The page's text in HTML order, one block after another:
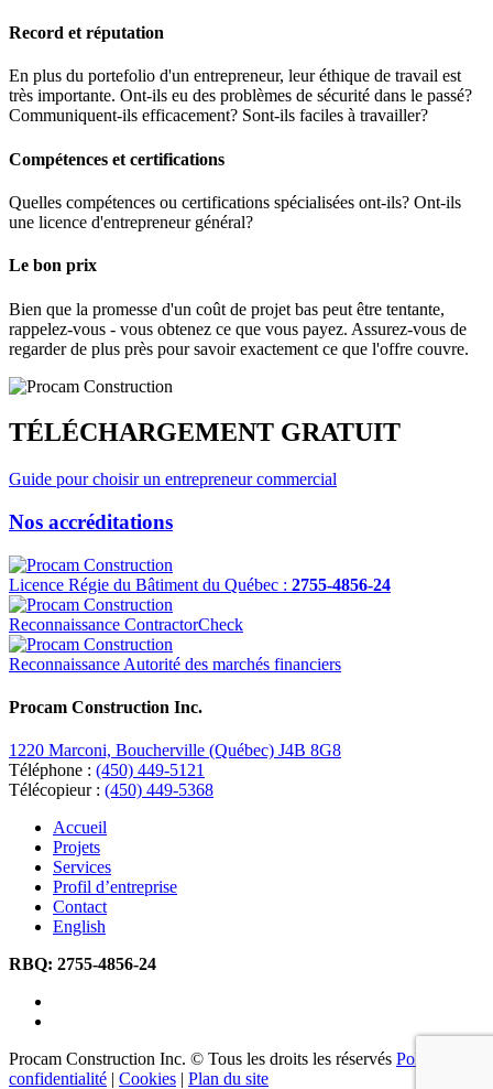
Record et réputation
En plus du portefolio d'un entrepreneur, leur éthique de travail est
très importante. Ont-ils eu des problèmes de sécurité dans le passé?
Communiquent-ils efficacement? Sont-ils faciles à travailler?
Compétences et certifications
Quelles compétences ou certifications spécialisées ont-ils? Ont-ils
une licence d'entrepreneur général?
Le bon prix
Bien que la promesse d'un coût de projet bas peut être tentante,
rappelez-vous - vous obtenez ce que vous payez. Assurez-vous de
regarder de plus près pour savoir exactement ce que l'offre couvre.
TÉLÉCHARGEMENT GRATUIT
Guide pour choisir un entrepreneur commercial
Nos accréditations
Licence Régie du Bâtiment du Québec : 2755-4856-24
Reconnaissance ContractorCheck
Reconnaissance Autorité des marchés financiers
Procam Construction Inc.
1220 Marconi, Boucherville (Québec) J4B 8G8
Téléphone : (450) 449-5121
Télécopieur : (450) 449-5368
Accueil
Projets
Services
Profil d’entreprise
Contact
English
RBQ: 2755-4856-24
Procam Construction Inc. © Tous les droits les réservés Politique de
confidentialité | Cookies | Plan du site